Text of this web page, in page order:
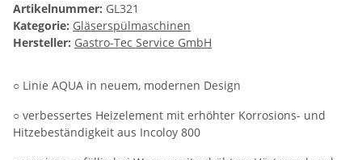
Artikelnummer: GL321
Kategorie: Gläserspülmaschinen
Hersteller: Gastro-Tec Service GmbH
○ Linie AQUA in neuem, modernen Design
○ verbessertes Heizelement mit erhöhter Korrosions- und
Hitzebeständigkeit aus Incoloy 800